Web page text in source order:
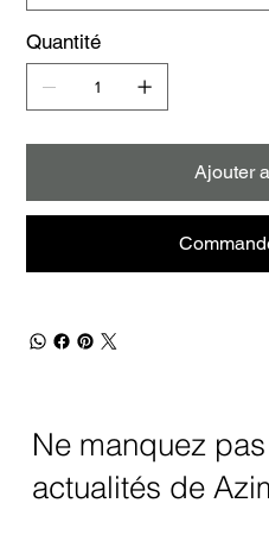
Quantité
Ajouter
Ne manquez
actualités de